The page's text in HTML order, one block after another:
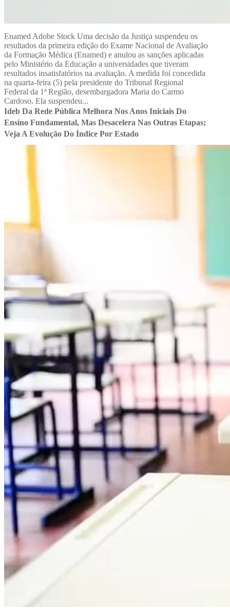
Enamed Adobe Stock Uma decisão da Justiça suspendeu os
resultados da primeira edição do Exame Nacional de Avaliação
da Formação Médica (Enamed) e anulou as sanções aplicadas
pelo Ministério da Educação a universidades que tiveram
resultados insatisfatórios na avaliação. A medida foi concedida
na quarta-feira (5) pela presidente do Tribunal Regional
Federal da 1ª Região, desembargadora Maria do Carmo
Cardoso. Ela suspendeu...
Ideb Da Rede Pública Melhora Nos Anos Iniciais Do
Ensino Fundamental, Mas Desacelera Nas Outras Etapas;
Veja A Evolução Do Índice Por Estado